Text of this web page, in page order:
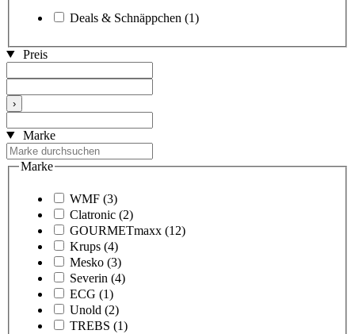
Deals & Schnäppchen (1)
Preis
›
Marke
Marke
WMF (3)
Clatronic (2)
GOURMETmaxx (12)
Krups (4)
Mesko (3)
Severin (4)
ECG (1)
Unold (2)
TREBS (1)